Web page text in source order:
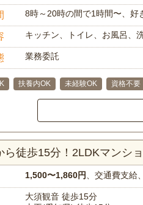
8時～20時の間で1時間〜、好
キッチン、トイレ、お風呂、
業務委託
扶養内OK 未経験OK 資格不要
ら徒歩15分！2LDKマンシ
1,500〜1,860円 、交通費支給
大須観音 徒歩15分